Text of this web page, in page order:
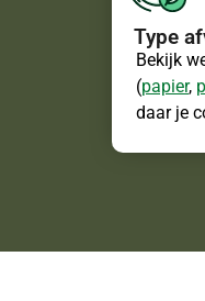
Type
Bekijk
(papier,
daar je